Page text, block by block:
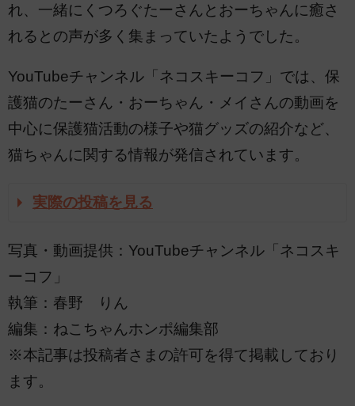
れ、一緒にくつろぐたーさんとおーちゃんに癒さ
れるとの声が多く集まっていたようでした。
YouTubeチャンネル「ネコスキーコフ」では、保
護猫のたーさん・おーちゃん・メイさんの動画を
中心に保護猫活動の様子や猫グッズの紹介など、
猫ちゃんに関する情報が発信されています。
実際の投稿を見る
写真・動画提供：YouTubeチャンネル「ネコスキ
ーコフ」
執筆：春野 りん
編集：ねこちゃんホンポ編集部
※本記事は投稿者さまの許可を得て掲載しており
ます。